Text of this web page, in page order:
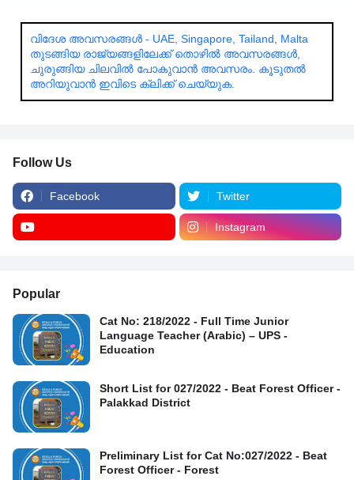
വിദേശ അവസരങ്ങൾ - UAE, Singapore, Tailand, Malta
തുടങ്ങിയ രാജ്യങ്ങളിലേക്ക് തൊഴിൽ അവസരങ്ങൾ,
ചുരുങ്ങിയ ചിലവിൽ പോകുവാൻ അവസരം. കൂടുതൽ
അറിയുവാൻ ഇവിടെ ക്ലിക്ക് ചെയ്യുക.
Follow Us
Facebook Twitter
Instagram
Popular
Cat No: 218/2022 - Full Time Junior
Language Teacher (Arabic) – UPS -
Education
Short List for 027/2022 - Beat Forest Officer -
Palakkad District
Preliminary List for Cat No:027/2022 - Beat
Forest Officer - Forest